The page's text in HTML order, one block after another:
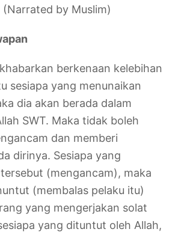
by Muslim)
berkenaan kelebihan
sesiapa yang menunaikan
dia akan berada dalam
SWT. Maka tidak boleh
dan memberi
dirinya. Sesiapa yang
(mengancam), maka
(membalas pelaku itu)
yang mengerjakan solat
yang dituntut oleh Allah,